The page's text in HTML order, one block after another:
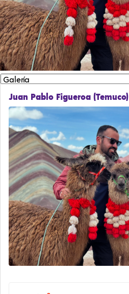
Juan Pablo Figueroa (Temuco)